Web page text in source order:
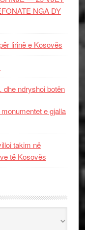
NGA DY
lirinë e Kosovës
ndryshoi botën
e gjalla
takim në
të Kosovës